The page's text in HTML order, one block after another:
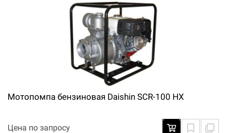
Мотопомпа бензиновая Daishin SCR-100 HX
Цена по запросу